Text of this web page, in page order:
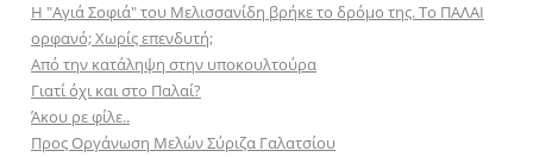
Η "Αγιά Σοφιά" του Μελισσανίδη βρήκε το δρόμο της. Το ΠΑΛΑΙ
ορφανό; Χωρίς επενδυτή;
Aπό την κατάληψη στην υποκουλτούρα
Γιατί όχι και στο Παλαί?
Άκου ρε φίλε..
Προς Οργάνωση Μελών Σύριζα Γαλατσίου